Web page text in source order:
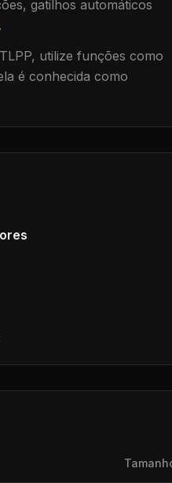
gatilhos automáticos
.
utilize funções como
é conhecida como